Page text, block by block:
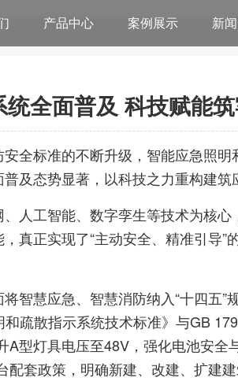
产品中心 案例展示 新
全面普及 科技赋能
全标准的不断升级，智能应急照
及态势显著，以科技之力重构建
人工智能、数字孪生等技术为核
真正实现了“主动安全、精准引导
智慧应急、智慧消防纳入“十四五
疏散指示系统技术标准》与GB
型灯具电压至48V，强化电池安
配套政策，明确新建、改建、扩